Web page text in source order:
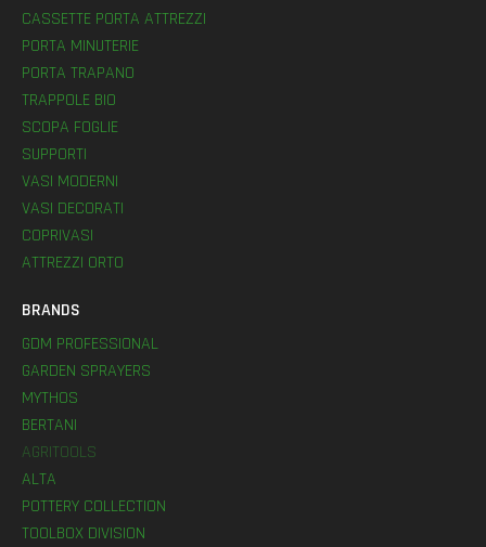
CASSETTE PORTA ATTREZZI
PORTA MINUTERIE
PORTA TRAPANO
TRAPPOLE BIO
SCOPA FOGLIE
SUPPORTI
VASI MODERNI
VASI DECORATI
COPRIVASI
ATTREZZI ORTO
BRANDS
GDM PROFESSIONAL
GARDEN SPRAYERS
MYTHOS
BERTANI
AGRITOOLS
ALTA
POTTERY COLLECTION
TOOLBOX DIVISION